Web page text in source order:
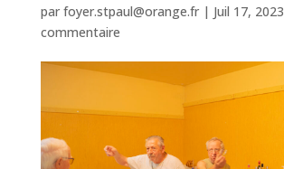
par foyer.stpaul@orange.fr| Juil 17, 2023
commentaire